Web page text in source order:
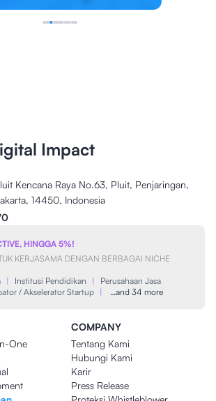
Impact
Kencana Raya No.63, Pluit, Penjaringan,
14450, Indonesia
HINGGA 5%!
KERJASAMA DENGAN BERBAGAI NICHE
| Institusi Pendidikan |
Perusahaan Jasa
/ Akselerator Startup | …and 34 more
One
COMPANY
Tentang Kami
Hubungi Kami
Karir
Press Release